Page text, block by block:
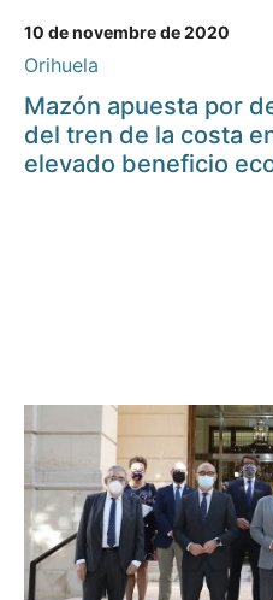
10 de novembre de 2020
Orihuela
Mazón apuesta por
del tren de la costa
elevado beneficio